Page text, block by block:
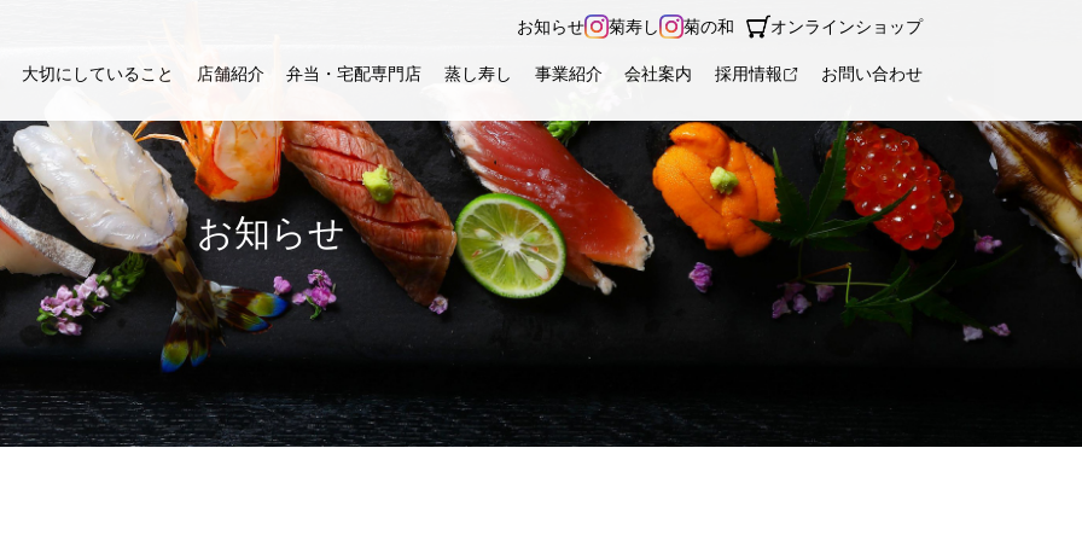
お知らせ 菊寿し 菊の和 オンラインショップ
大切にしていること 店舗紹介 弁当・宅配専門店 蒸し寿し 事業紹介 会社案内 採用情報 お問い合わせ
お知らせ